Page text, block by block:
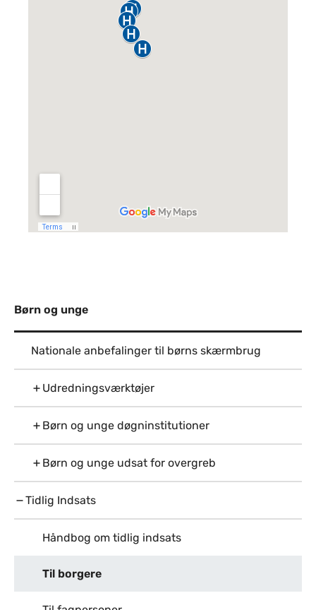
Børn og unge
Nationale anbefalinger til børns skærmbrug
Udredningsværktøjer
Børn og unge døgninstitutioner
Børn og unge udsat for overgreb
Tidlig Indsats
Håndbog om tidlig indsats
Til borgere